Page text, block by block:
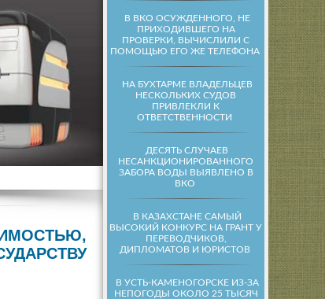
В ВКО ОСУЖДЕННОГО, НЕ
ПРИХОДИВШЕГО НА
ПРОВЕРКИ, ВЫЧИСЛИЛИ С
ПОМОЩЬЮ ЕГО ЖЕ ТЕЛЕФОНА
НА БУХТАРМЕ ВЛАДЕЛЬЦЕВ
НЕСКОЛЬКИХ СУДОВ
ПРИВЛЕКЛИ К
ОТВЕТСТВЕННОСТИ
ДЕСЯТЬ СЛУЧАЕВ
НЕСАНКЦИОНИРОВАННОГО
ЗАБОРА ВОДЫ ВЫЯВЛЕНО В
ВКО
В КАЗАХСТАНЕ САМЫЙ
ВЫСОКИЙ КОНКУРС НА ГРАНТ У
ПЕРЕВОДЧИКОВ,
ДИПЛОМАТОВ И ЮРИСТОВ
В УСТЬ-КАМЕНОГОРСКЕ ИЗ-ЗА
НЕПОГОДЫ ОКОЛО 25 ТЫСЯЧ